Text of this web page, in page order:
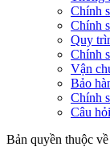
Chính
Chính
Quy
Chính
Vận
Bảo
Chính
Câu
Bản quyền thuộc về